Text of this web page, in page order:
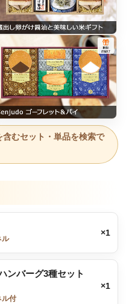
むセット・単品を検索で
ル
×1
ンバーグ3種セット
ル付
×1